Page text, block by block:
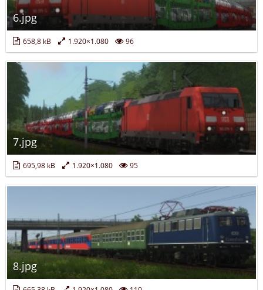
6.jpg
658,8 kB 1.920×1.080 96
7.jpg
695,98 kB 1.920×1.080 95
8.jpg